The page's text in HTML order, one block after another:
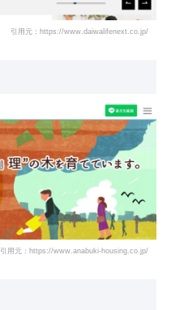
引用元：https://www.daiwalifenext.co.jp/
引用元：https://www.anabuki-housing.co.jp/